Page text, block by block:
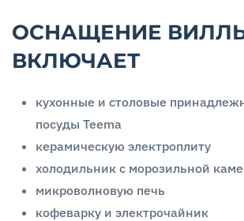
ОСНАЩЕНИЕ
ВКЛЮЧАЕТ
кухонные и столовые
посуды Teema
керамическую электроплиту
холодильник с морозильной
микроволновую печь
кофеварку и электрочайник